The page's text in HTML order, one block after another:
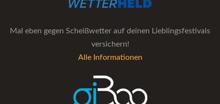
Mal eben gegen Scheißwetter auf deinen Lieblingsfestivals
versichern!
Alle Informationen